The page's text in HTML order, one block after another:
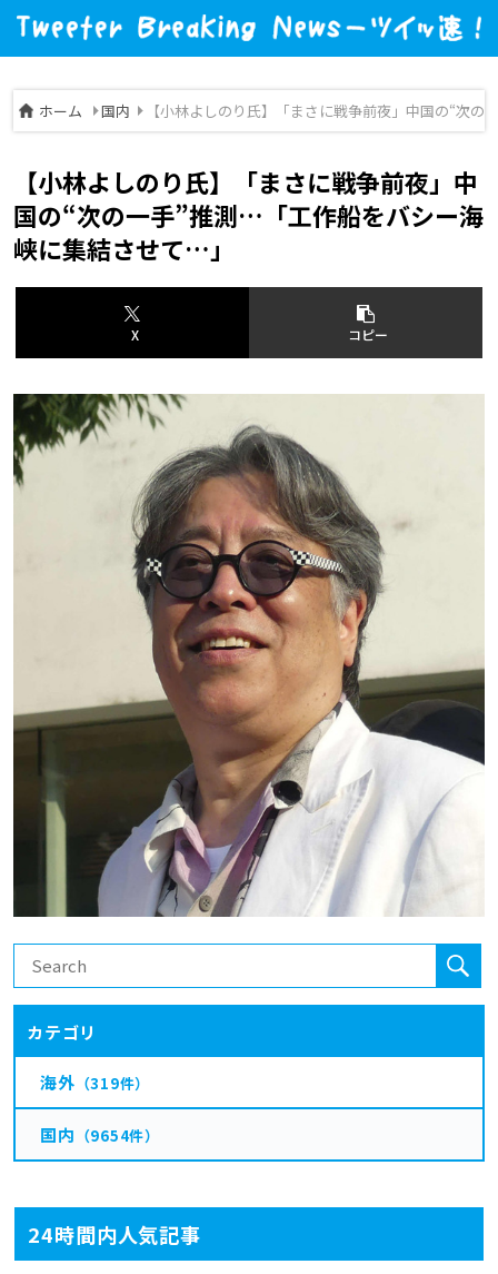
ホーム 国内 【小林よしのり氏】「まさに戦争前夜」中国の“次
24時間内人気記事
【小林よしのり氏】「まさに戦争前夜」中
国の“次の一手”推測…「工作船をバシー海
峡に集結させて…」
X コピー
カテゴリ
海外 （319件）
国内 （9654件）